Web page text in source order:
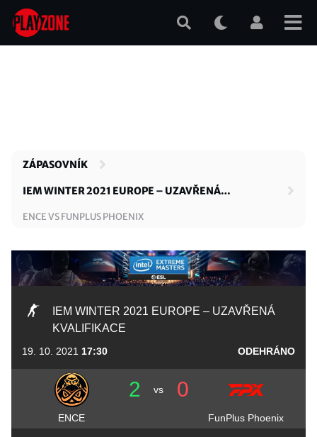
Přejít
hlavnímu
ZÁPASOVNÍK
IEM WINTER 2021 EUROPE – UZAVŘENÁ
ENCE VS FUNPLUS PHOENIX
IEM WINTER 2021 EUROPE – UZAVŘENÁ
KVALIFIKACE
19. 10. 2021 17:30 ODEHRÁNO
2 vs 0
ENCE FunPlus Phoenix